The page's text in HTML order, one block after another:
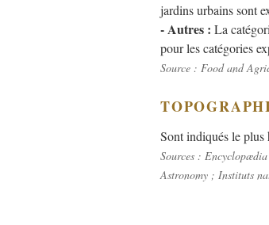
jardins urbains sont
- Autres : La
pour les catégories
Source : Food and
Sont indiqués le plus
Sources :
Astronomy ; Instituts